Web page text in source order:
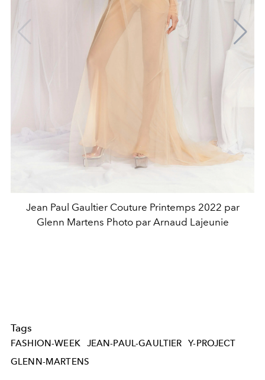
Jean Paul Gaultier Couture Printemps 2022 par
Glenn Martens Photo par Arnaud Lajeunie
Tags
FASHION-WEEK JEAN-PAUL-GAULTIER
Y-PROJECT
GLENN-MARTENS